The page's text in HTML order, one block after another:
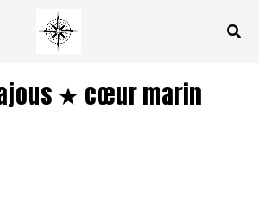
★ cœur marin